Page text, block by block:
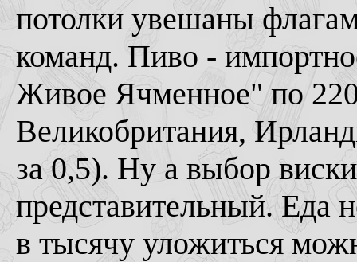
потолки увешаны
команд. Пиво -
Живое Ячменное" по 220
Великобритания,
за 0,5). Ну а выбор
представительный. Еда
в тысячу уложиться